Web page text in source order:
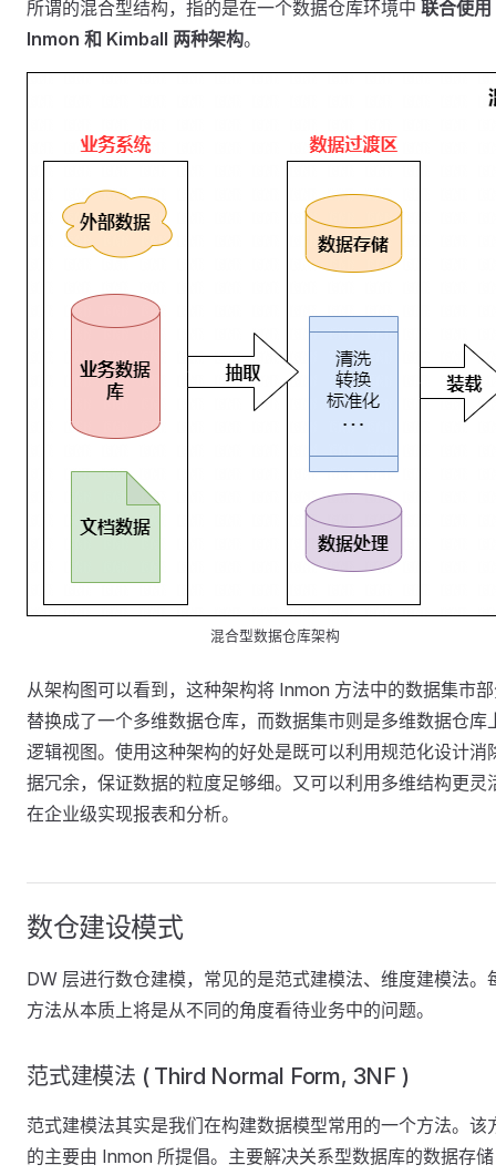
所谓的混合型结构，指的是在一个数据仓库环境中 联合使用
Inmon 和 Kimball 两种架构。
混合型数据仓库架构
从架构图可以看到，这种架构将 Inmon 方法中的数据集市
替换成了一个多维数据仓库，而数据集市则是多维数据仓库
逻辑视图。使用这种架构的好处是既可以利用规范化设计消
据冗余，保证数据的粒度足够细。又可以利用多维结构更灵
在企业级实现报表和分析。
数仓建设模式
DW 层进行数仓建模，常见的是范式建模法、维度建模法。
方法从本质上将是从不同的角度看待业务中的问题。
范式建模法 ( Third Normal Form, 3NF )
范式建模法其实是我们在构建数据模型常用的一个方法。该
的主要由 Inmon 所提倡。主要解决关系型数据库的数据存